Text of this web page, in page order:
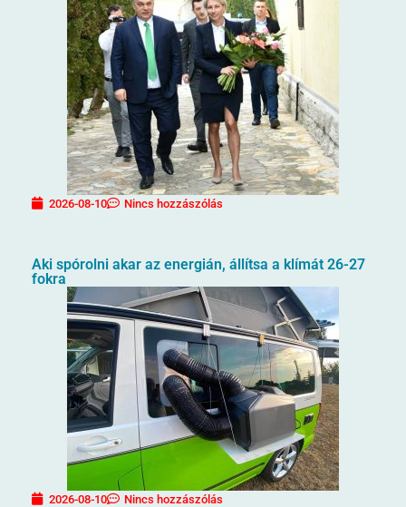
2026-08-10 Nincs hozzászólás
Aki spórolni akar az energián, állítsa a klímát 26-27
fokra
2026-08-10 Nincs hozzászólás